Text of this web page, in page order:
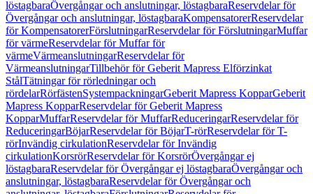
löstagbaraÖvergångar och anslutningar, löstagbaraReservdelar för
Övergångar och anslutningar, löstagbaraKompensatorerReservdelar
för KompensatorerFörslutningarReservdelar för FörslutningarMuffar
för värmeReservdelar för Muffar för
värmeVärmeanslutningarReservdelar för
VärmeanslutningarTillbehör för Geberit Mapress Elförzinkat
StålTätningar för rörledningar och
rördelarRörfästenSystempackningarGeberit Mapress KopparGeberit
Mapress KopparReservdelar för Geberit Mapress
KopparMuffarReservdelar för MuffarReduceringarReservdelar för
ReduceringarBöjarReservdelar för BöjarT-rörReservdelar för T-
rörInvändig cirkulationReservdelar för Invändig
cirkulationKorsrörReservdelar för KorsrörÖvergångar ej
löstagbaraReservdelar för Övergångar ej löstagbaraÖvergångar och
anslutningar, löstagbaraReservdelar för Övergångar och